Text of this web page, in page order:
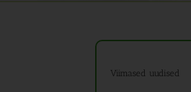
Viimased uudised